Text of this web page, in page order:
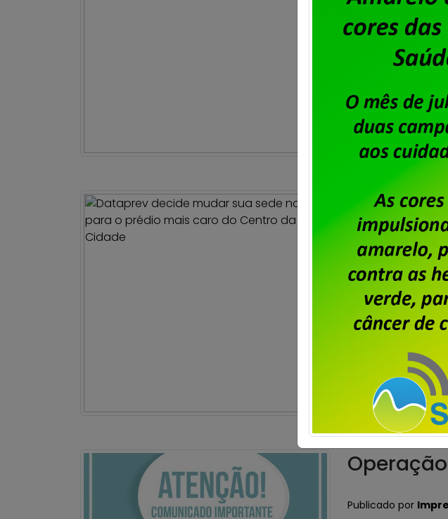
Publicado por
Em assembleia
trabalhadoras
aprovada
2026, com
Saiba mais
Dataprev
prédio
Publicado por
A decisão da
instalar a
empregadas a
considerar essa
financeira, […]
Saiba mais
Publicado por